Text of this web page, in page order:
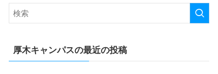
厚木キャンパスの最近の投稿